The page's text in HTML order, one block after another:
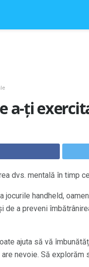
a-ți
dvs. mentală în timp
jocurile handheld,
de a preveni
ajuta să vă
are nevoie. Să